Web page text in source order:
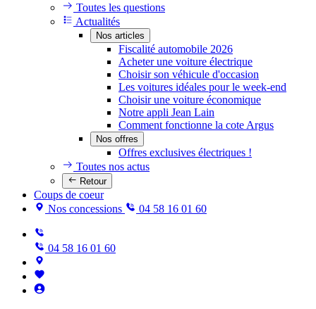
Toutes les questions
Actualités
Nos articles
Fiscalité automobile 2026
Acheter une voiture électrique
Choisir son véhicule d'occasion
Les voitures idéales pour le week-end
Choisir une voiture économique
Notre appli Jean Lain
Comment fonctionne la cote Argus
Nos offres
Offres exclusives électriques !
Toutes nos actus
Retour
Coups de coeur
Nos concessions
04 58 16 01 60
04 58 16 01 60